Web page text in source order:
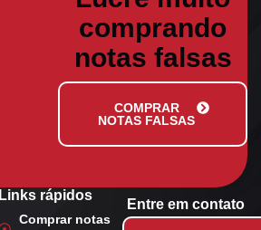
comprando
notas falsas
COMPRAR
NOTAS FALSAS
Links rápidos
Comprar notas
Entre em contato